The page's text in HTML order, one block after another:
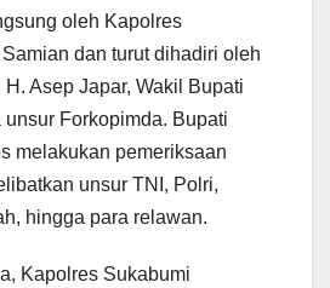
oleh Kapolres
dan turut dihadiri oleh
Asep Japar, Wakil Bupati
unsur Forkopimda. Bupati
melakukan pemeriksaan
unsur TNI, Polri,
hingga para relawan.
Kapolres Sukabumi